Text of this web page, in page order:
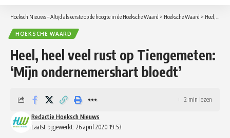
Hoeksch Nieuws – Altijd als eerste op de hoogte in de Hoeksche Waard > Hoeksche Waard > Heel, heel veel rust op Tiengemeten: ‘Mijn ondernemershart bloedt’
HOEKSCHE WAARD
Heel, heel veel rust op Tiengemeten:
‘Mijn ondernemershart bloedt’
Laatst bijgewerkt: 26 april 2020 19:53
Redactie Hoeksch Nieuws
2 min lezen